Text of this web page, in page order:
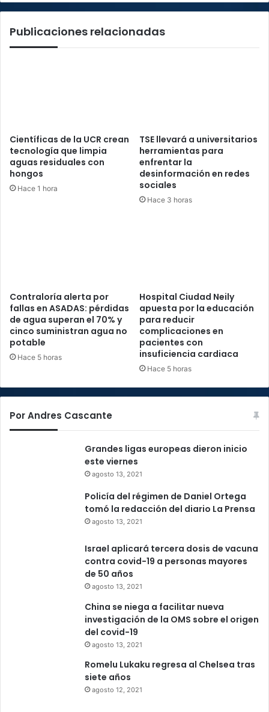
Publicaciones relacionadas
Científicas de la UCR crean
tecnología que limpia
aguas residuales con
hongos
Hace 1 hora
TSE llevará a universitarios
herramientas para
enfrentar la
desinformación en redes
sociales
Hace 3 horas
Contraloría alerta por
fallas en ASADAS: pérdidas
de agua superan el 70% y
cinco suministran agua no
potable
Hace 5 horas
Hospital Ciudad Neily
apuesta por la educación
para reducir
complicaciones en
pacientes con
insuficiencia cardiaca
Hace 5 horas
Por Andres Cascante
Grandes ligas europeas dieron inicio
este viernes
agosto 13, 2021
Policía del régimen de Daniel Ortega
tomó la redacción del diario La Prensa
agosto 13, 2021
Israel aplicará tercera dosis de vacuna
contra covid-19 a personas mayores
de 50 años
agosto 13, 2021
China se niega a facilitar nueva
investigación de la OMS sobre el origen
del covid-19
agosto 13, 2021
Romelu Lukaku regresa al Chelsea tras
siete años
agosto 12, 2021